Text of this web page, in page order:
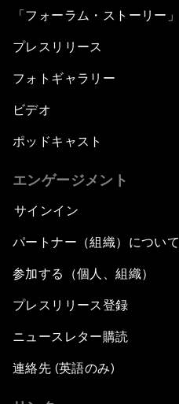
「フォーラム・ストーリー」
プレスリリース
フォトギャラリー
ビデオ
ポッドキャスト
エンゲージメント
サインイン
パートナー（組織）について
参加する（個人、組織）
プレスリリース登録
ニュースレター購読
連絡先 (英語のみ)